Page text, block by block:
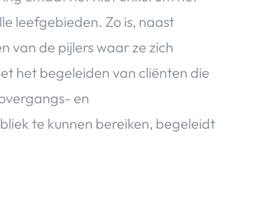
leefgebieden. Zo is, naast
van de pijlers waar ze zich
het begeleiden van cliënten die
en
te kunnen bereiken, begeleidt